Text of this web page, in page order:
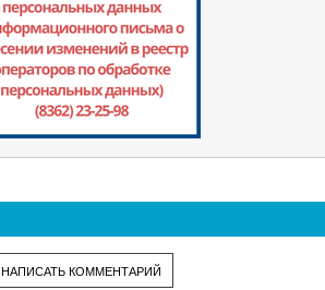
НАПИСАТЬ КОММЕНТАРИЙ